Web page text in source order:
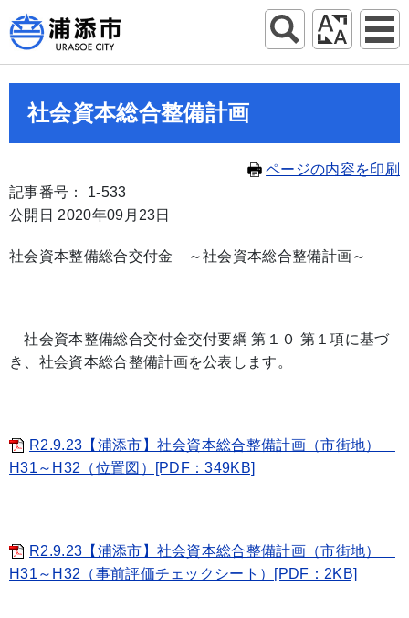
社会資本総合整備計画
ページの内容を印刷
記事番号： 1-533
公開日 2020年09月23日
社会資本整備総合交付金 ～社会資本総合整備計画～
社会資本整備総合交付金交付要綱 第１０ 第１項に基づ
き、社会資本総合整備計画を公表します。
R2.9.23【浦添市】社会資本総合整備計画（市街地）
H31～H32（位置図）[PDF：349KB]
R2.9.23【浦添市】社会資本総合整備計画（市街地）
H31～H32（事前評価チェックシート）[PDF：2KB]